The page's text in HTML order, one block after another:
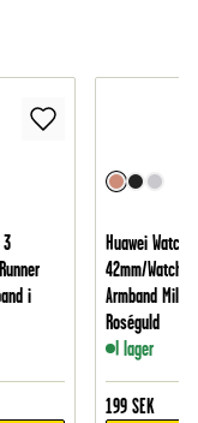
i
Huawei Watch
42mm/Watch
Armband
Roséguld
I lager
199 SEK